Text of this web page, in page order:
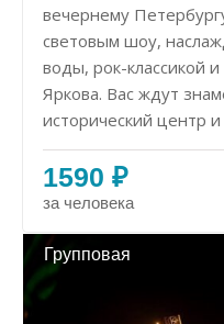
вечернему
световым шоу,
воды, рок-классикой
Яркова. Вас ждут
исторический центр
1590 ₽
за человека
Групповая